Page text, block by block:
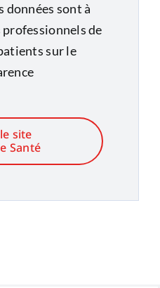
données sont à
de
sur le
site
Santé